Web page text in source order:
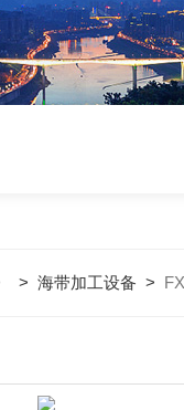
> 海带加工设备 >